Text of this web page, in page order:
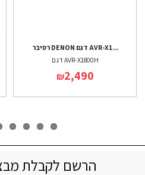
רסיבר DENON דגם AVR-X1...
דגם AVR-X1800H
₪2,490
הרשם לקבלת